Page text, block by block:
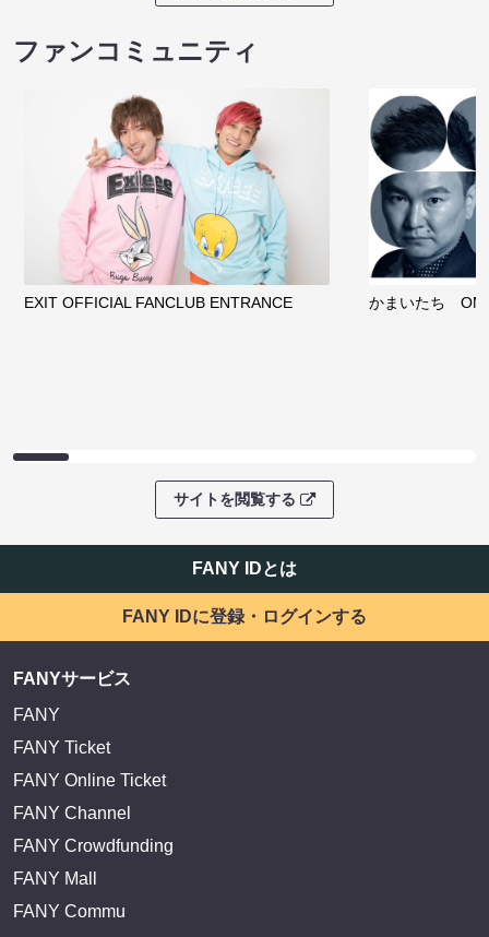
ファンコミュニティ
EXIT OFFICIAL FANCLUB ENTRANCE かまいたち
サイトを閲覧する
FANY IDとは
FANY IDに登録・ログインする
FANYサービス
FANY
FANY Ticket
FANY Online Ticket
FANY Channel
FANY Crowdfunding
FANY Mall
FANY Commu